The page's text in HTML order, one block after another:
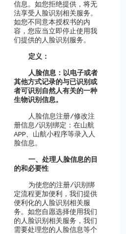
信息。如您拒绝提供，将无
法享受人脸识别相关服务。
如您不同意本授权书的内
容，您应当立即停止使用我
们提供的人脸识别服务。
定义：
人脸信息：以电子或者
其他方式记录的与已识别或
者可识别自然人有关的一种
生物识别信息。
人脸信息注册/修改注
册信息/识别绑定：在山航
APP、山航小程序等录入人
脸信息。
一、处理人脸信息的目
的和必要性
为使您的注册/识别绑
定流程更加便利，我们提供
便利化的人脸识别相关服
务。如您自愿选择使用我们
的人脸识别相关服务，我们
需要处理您的人脸信息等个